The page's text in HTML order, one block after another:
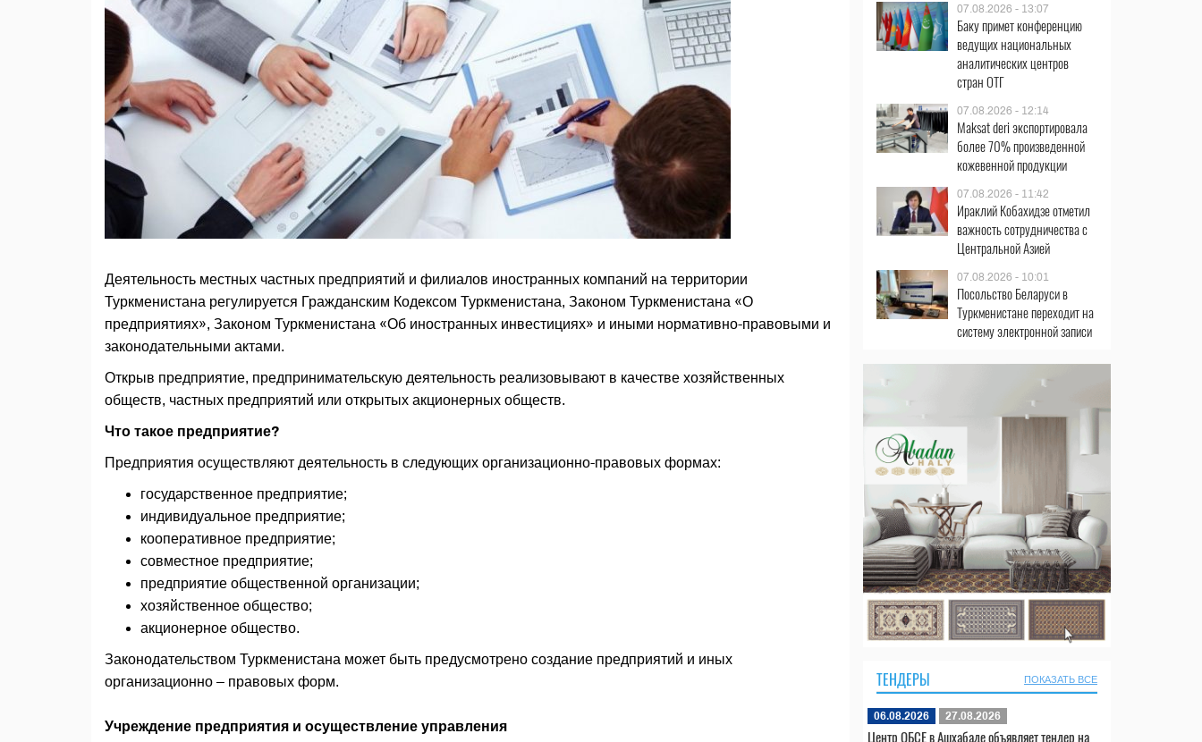
Деятельность местных частных предприятий и филиалов иностранных компаний на территории
Туркменистана регулируется Гражданским Кодексом Туркменистана, Законом Туркменистана «О
предприятиях», Законом Туркменистана «Об иностранных инвестициях» и иными нормативно-правовыми и
законодательными актами.
Открыв предприятие, предпринимательскую деятельность реализовывают в качестве хозяйственных
обществ, частных предприятий или открытых акционерных обществ.
Что такое предприятие?
Предприятия осуществляют деятельность в следующих организационно-правовых формах:
государственное предприятие;
индивидуальное предприятие;
кооперативное предприятие;
совместное предприятие;
предприятие общественной организации;
хозяйственное общество;
акционерное общество.
Законодательством Туркменистана может быть предусмотрено создание предприятий и иных
организационно – правовых форм.
Учреждение предприятия и осуществление управления
07.08.2026 - 13:07
Баку примет конференцию
ведущих национальных
аналитических центров
стран ОТГ
07.08.2026 - 12:14
Maksat deri экспортировала
более 70% произведенной
кожевенной продукции
07.08.2026 - 11:42
Ираклий Кобахидзе отметил
важность сотрудничества с
Центральной Азией
07.08.2026 - 10:01
Посольство Беларуси в
Туркменистане переходит на
систему электронной записи
ТЕНДЕРЫ ПОКАЗАТЬ ВСЕ
06.08.2026 27.08.2026
Центр ОБСЕ в Ашхабаде объявляет тендер на